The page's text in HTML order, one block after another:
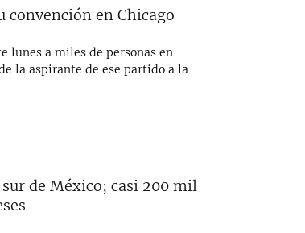
convención en Chicago
lunes a miles de personas en
la aspirante de ese partido a la
de México; casi 200 mil